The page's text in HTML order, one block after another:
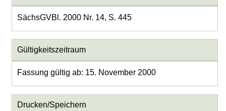
SächsGVBl. 2000 Nr. 14, S. 445
Gültigkeitszeitraum
Fassung gültig ab: 15. November 2000
Drucken/Speichern